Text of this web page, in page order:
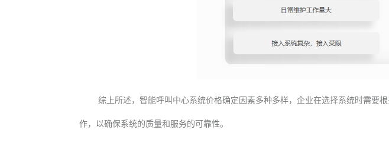
综上所述，智能呼叫中心系统价格确定因素多种多样，企业在选择系统时需要
作，以确保系统的质量和服务的可靠性。